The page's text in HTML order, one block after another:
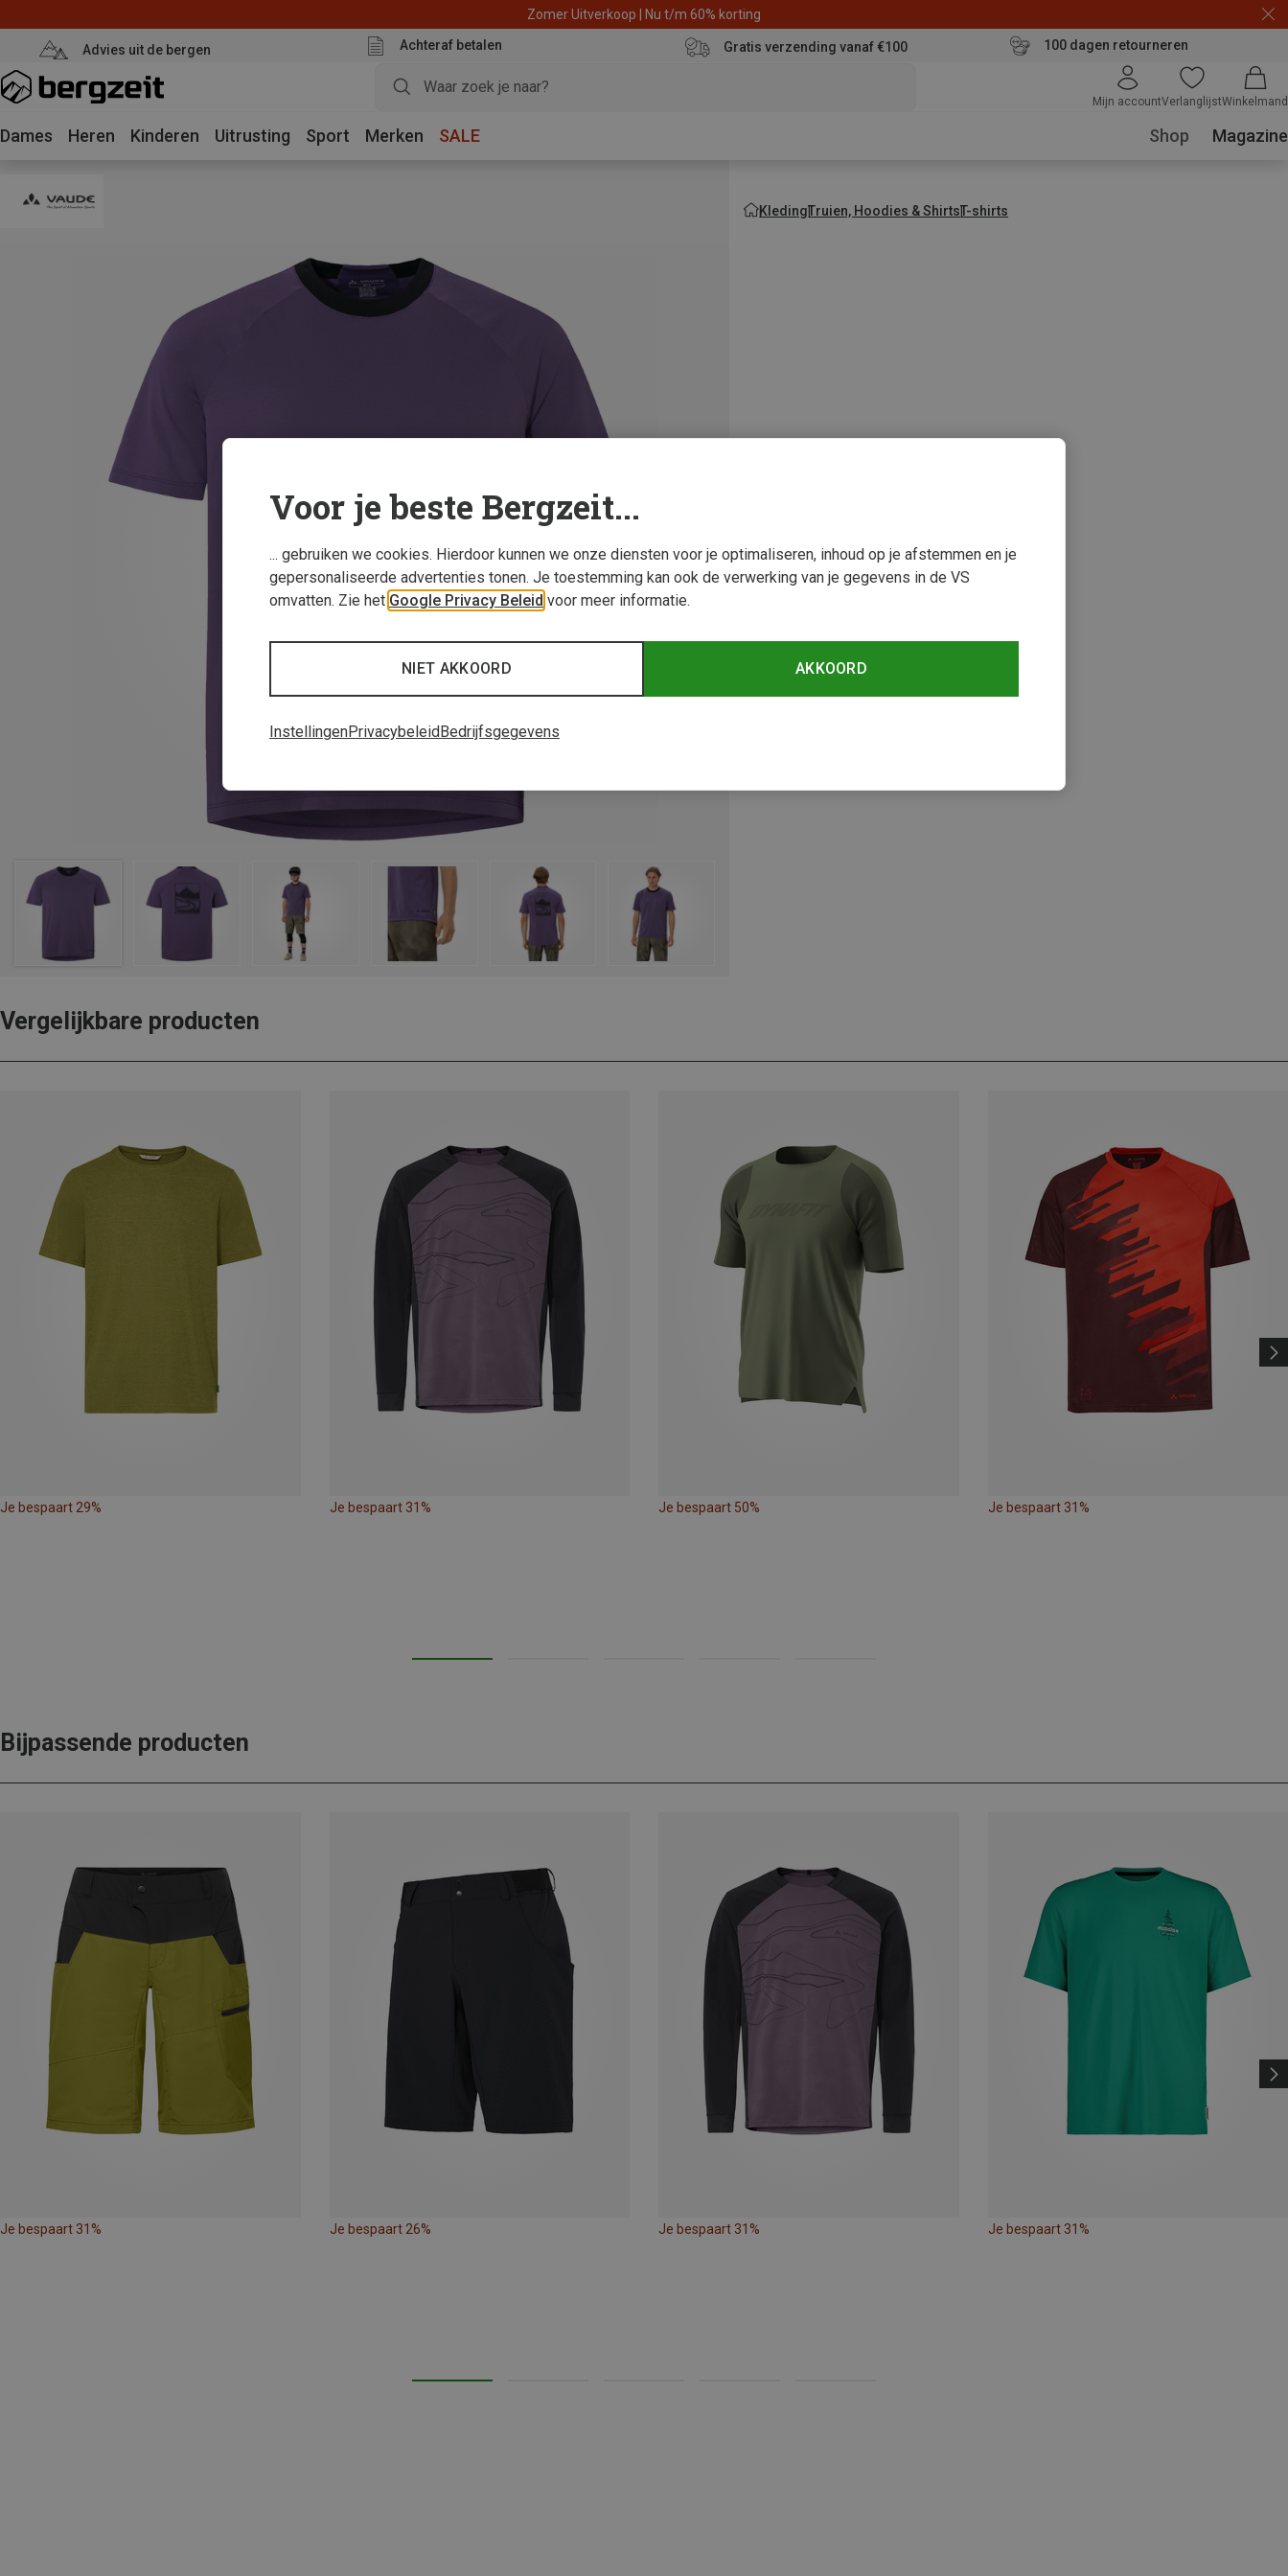
Zomer Uitverkoop | Nu t/m 60% korting
Advies uit de bergen Achteraf betalen Gratis verzending vanaf €100 100 dagen retourneren
Mijn accountVerlanglijstWinkelmand
Dames Heren Kinderen Uitrusting Sport Merken SALE Shop Magazine
KledingTruien, Hoodies & ShirtsT-shirts
Vergelijkbare producten
Je bespaart 29% Je bespaart 31% Je bespaart 50% Je bespaart 31%
Bijpassende producten
Je bespaart 31% Je bespaart 26% Je bespaart 31% Je bespaart 31%
Voor je beste Bergzeit...
... gebruiken we cookies. Hierdoor kunnen we onze diensten voor je optimaliseren, inhoud op je afstemmen en je
gepersonaliseerde advertenties tonen. Je toestemming kan ook de verwerking van je gegevens in de VS
omvatten. Zie het Google Privacy Beleid voor meer informatie.
AKKOORD
NIET AKKOORD
InstellingenPrivacybeleid Bedrijfsgegevens